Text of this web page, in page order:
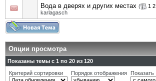
Вода в дверях и других местах ( 1 2
karlagasch
Опции просмотра
Показаны темы с 1 по 20 из 120
Критерий сортировки
Порядок отображения Показать